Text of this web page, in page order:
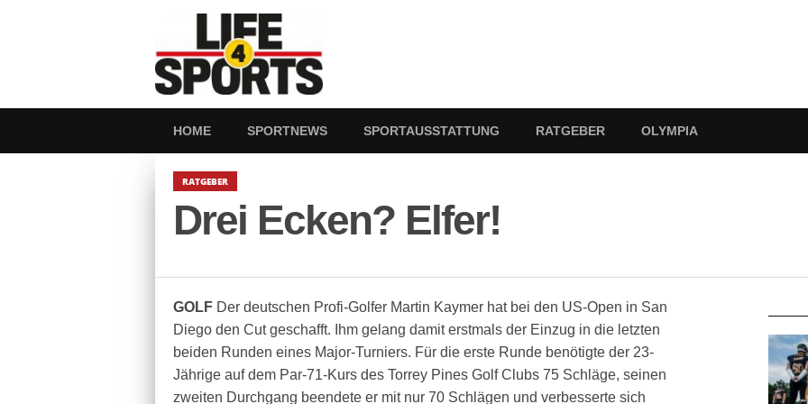
HOME SPORTNEWS SPORTAUSSTATTUNG RATGEBER OLYMPIA
RATGEBER
Drei Ecken? Elfer!
GOLF Der deutschen Profi-Golfer Martin Kaymer hat bei den US-Open in San
Diego den Cut geschafft. Ihm gelang damit erstmals der Einzug in die letzten
beiden Runden eines Major-Turniers. Für die erste Runde benötigte der 23-
Jährige auf dem Par-71-Kurs des Torrey Pines Golf Clubs 75 Schläge, seinen
zweiten Durchgang beendete er mit nur 70 Schlägen und verbesserte sich